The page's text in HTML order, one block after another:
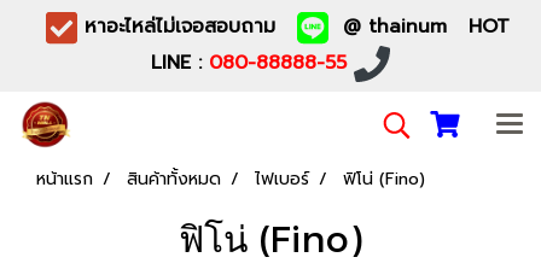
หาอะไหล่ไม่เจอสอบถาม
@ thainum HOT
LINE : 080-88888-55
หน้าแรก สินค้าทั้งหมด ไฟเบอร์ ฟิโน่ (Fino)
ฟิโน่ (Fino)